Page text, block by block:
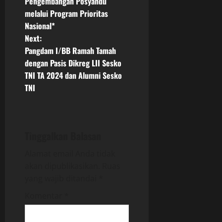
s
t
n
a
v
melalui Program Prioritas
Nasional*
Next:
Pangdam I/BB Ramah Tamah
dengan Pasis Dikreg LII Sesko
TNI TA 2024 dan Alumni Sesko
TNI